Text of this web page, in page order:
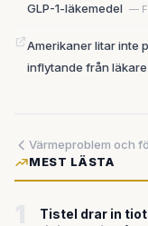
GLP-1-läkemedel —
Amerikaner litar inte
inflytande från läkare
MEST LÄSTA
Tistel drar in